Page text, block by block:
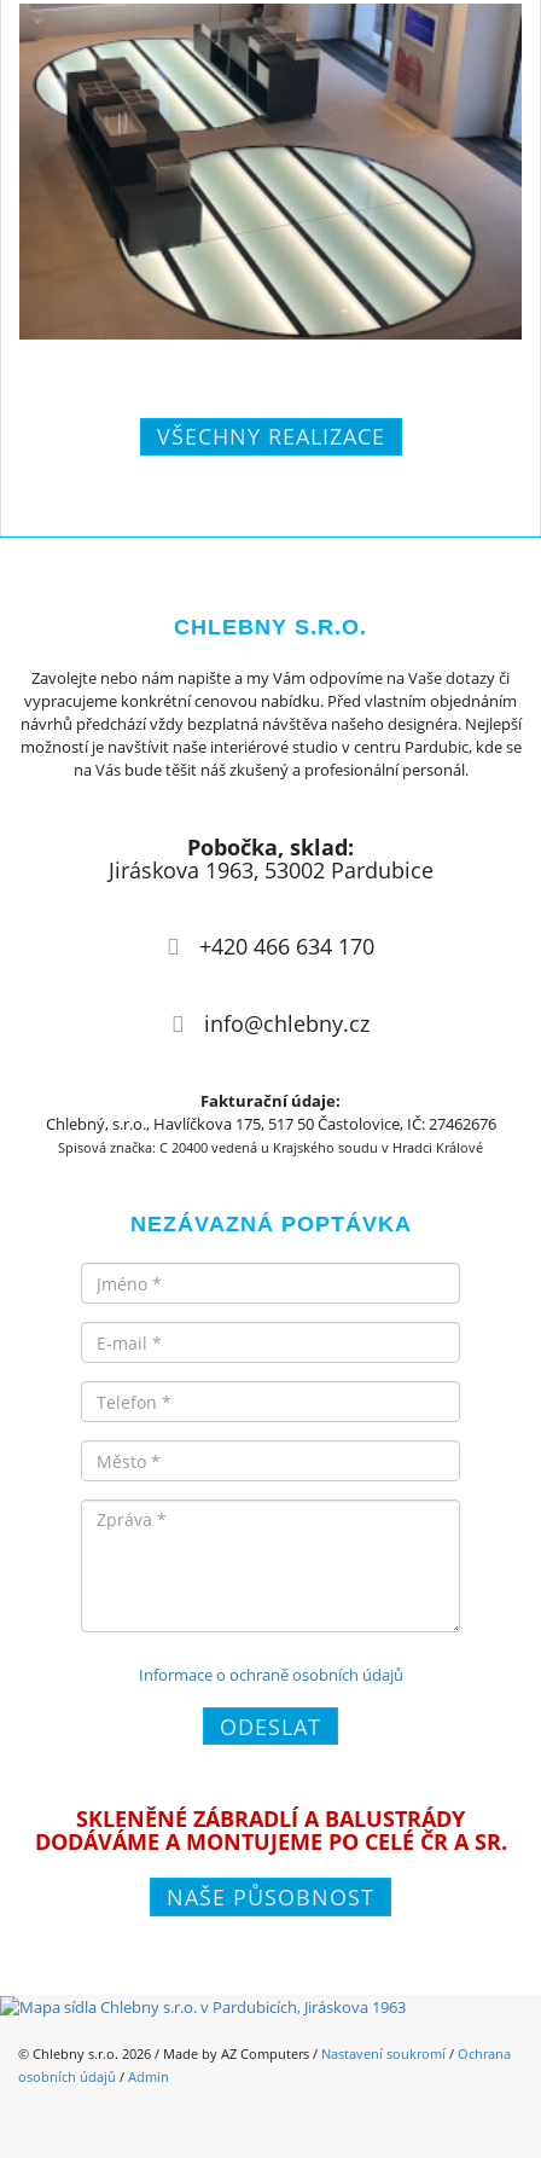
VŠECHNY REALIZACE
CHLEBNY S.R.O.
Zavolejte nebo nám napište a my Vám odpovíme na Vaše dotazy či
vypracujeme konkrétní cenovou nabídku. Před vlastním objednáním
návrhů předchází vždy bezplatná návštěva našeho designéra. Nejlepší
možností je navštívit naše interiérové studio v centru Pardubic, kde se
na Vás bude těšit náš zkušený a profesionální personál.
Pobočka, sklad:
Jiráskova 1963, 53002 Pardubice
+420 466 634 170
info@chlebny.cz
Fakturační údaje:
Chlebný, s.r.o., Havlíčkova 175, 517 50 Častolovice, IČ: 27462676
Spisová značka: C 20400 vedená u Krajského soudu v Hradci Králové
NEZÁVAZNÁ POPTÁVKA
Informace o ochraně osobních údajů
ODESLAT
SKLENĚNÉ ZÁBRADLÍ A BALUSTRÁDY
DODÁVÁME A MONTUJEME PO CELÉ ČR A SR.
NAŠE PŮSOBNOST
© Chlebny s.r.o. 2026 / Made by AZ Computers / Nastavení soukromí / Ochrana
osobních údajů / Admin